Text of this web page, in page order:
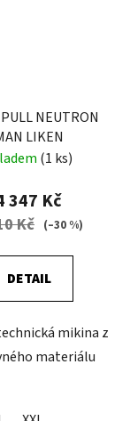
NEUTRON
LIKEN
(1 ks)
347 Kč
Kč (–30 %)
DETAIL
mikina z
materiálu